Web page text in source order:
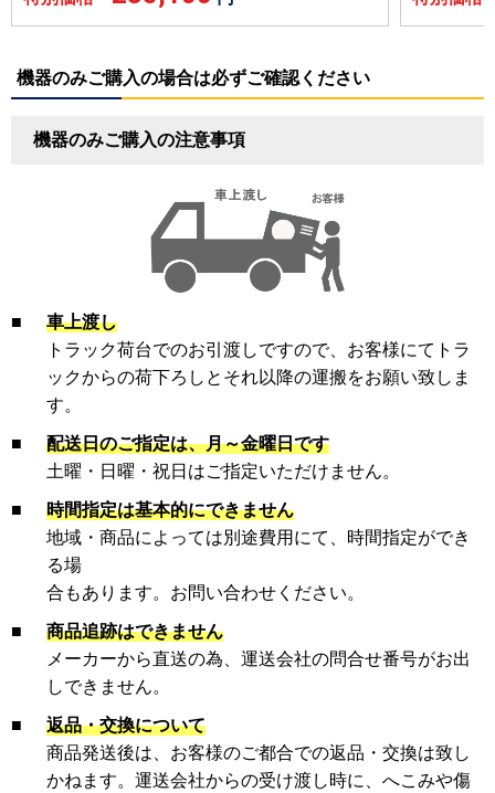
機器のみご購入の場合は必ずご確認ください
機器のみご購入の注意事項
■
車上渡し
トラック荷台でのお引渡しですので、お客様にてトラ
ックからの荷下ろしとそれ以降の運搬をお願い致しま
す。
■
配送日のご指定は、月～金曜日です
土曜・日曜・祝日はご指定いただけません。
■
時間指定は基本的にできません
地域・商品によっては別途費用にて、時間指定ができ
る場
合もあります。お問い合わせください。
■
商品追跡はできません
メーカーから直送の為、運送会社の問合せ番号がお出
しできません。
■
返品・交換について
商品発送後は、お客様のご都合での返品・交換は致し
かねます。運送会社からの受け渡し時に、へこみや傷